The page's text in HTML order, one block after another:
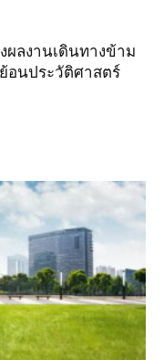
ผลงานเดินทางข้าม
อนประวัติศาสตร์